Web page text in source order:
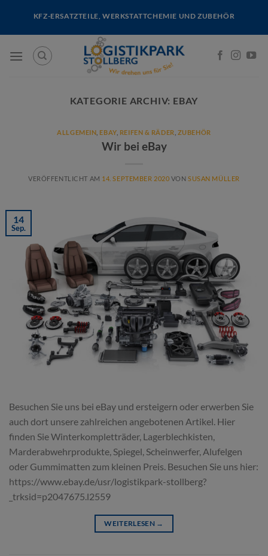
content
KFZ-ERSATZTEILE, WERKSTATTCHEMIE UND ZUBEHÖR
KATEGORIE ARCHIV: EBAY
ALLGEMEIN EBAY, REIFEN & RÄDER ZUBEHÖR
Wir bei eBay
VERÖFFENTLICHT AM 14. SEPTEMBER 2020 VONSUSAN MÜLLER
14
Sep.
Besuchen Sie uns bei eBay und ersteigern oder erwerben Sie
auch dort unsere zahlreichen angebotenen Artikel. Hier
finden Sie Winterkompletträder, Lagerblechkisten,
Marderabwehrprodukte, Spiegel, Scheinwerfer, Alufelgen
oder Gummimatten zum kleinen Preis. Besuchen Sie uns hier:
https://www.ebay.de/usr/logistikpark-stollberg?
_trksid=p2047675.l2559
WEITERLESEN →